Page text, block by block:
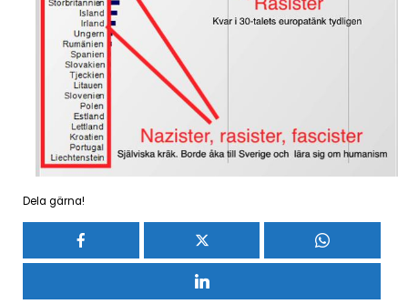
Dela gärna!